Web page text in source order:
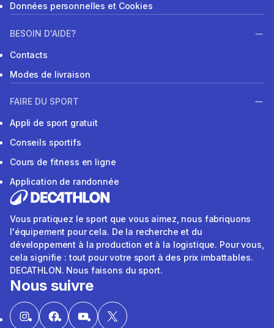
Données personnelles et Cookies
BESOIN D'AIDE?
Contacts
Modes de livraison
FAIRE DU SPORT
Appli de sport gratuit
Conseils sportifs
Cours de fitness en ligne
Application de randonnée
Vous pratiquez le sport que vous aimez, nous fabriquons
l'équipement pour cela. De la recherche et du
développement à la production et à la logistique. Pour vous,
cela signifie : tout pour votre sport à des prix imbattables.
DECATHLON. Nous faisons du sport.
Nous suivre